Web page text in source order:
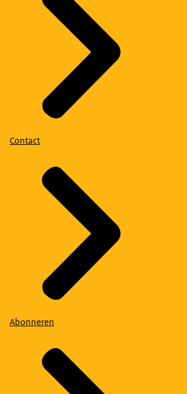
Contact
Abonneren